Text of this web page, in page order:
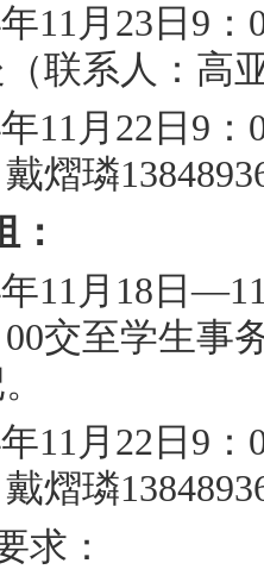
11月23日9
联系人：高
11月22日9
熠璘
：
11月18日
交至学生事
11月22日9
熠璘
求：